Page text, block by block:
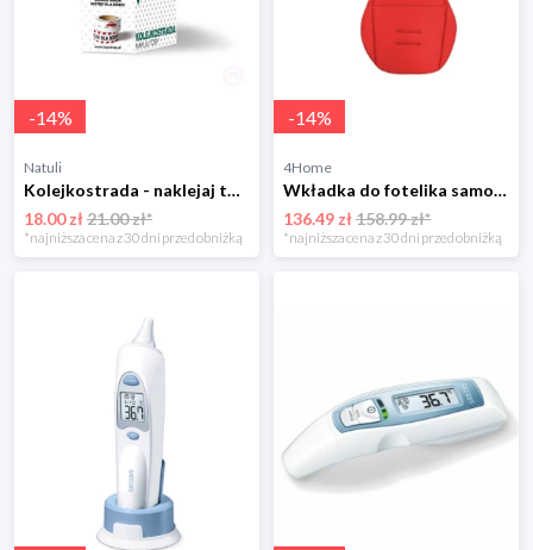
-14%
Natuli
Kolejkostrada - naklejaj tory Zuzutoys
18.00 zł21.00 zł*
*najniższa cena z 30 dni przed obniżką
-14%
4Home
Wkładka do fotelika samochodowego czerwony BabyMatex
136.49 zł158.99 zł*
*najniższa cena z 30 dni przed obniżką